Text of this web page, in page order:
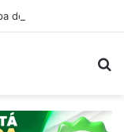
do Mundo 2026